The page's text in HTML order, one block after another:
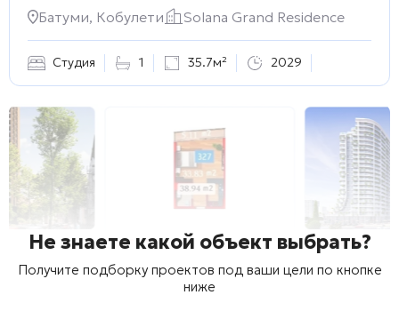
Батуми, Кобулети
Solana Grand Residence
Студия 1 35.7м² 2029
Не знаете какой объект выбрать?
Получите подборку проектов под ваши цели по кнопке
ниже